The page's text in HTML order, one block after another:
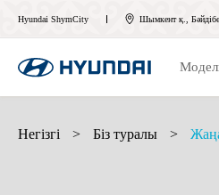
Hyundai ShymCity Шымкент қ.,
Негізгі > Біз туралы >